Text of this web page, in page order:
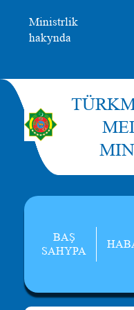
Ministrlik
hakynda
BAŞ
SAHYPA